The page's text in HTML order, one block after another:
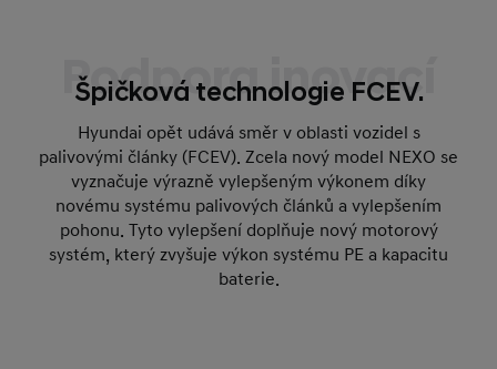
Podpora inovací
Špičková technologie FCEV.
Hyundai opět udává směr v oblasti vozidel s
palivovými články (FCEV). Zcela nový model NEXO se
vyznačuje výrazně vylepšeným výkonem díky
novému systému palivových článků a vylepšením
pohonu. Tyto vylepšení doplňuje nový motorový
systém, který zvyšuje výkon systému PE a kapacitu
baterie.